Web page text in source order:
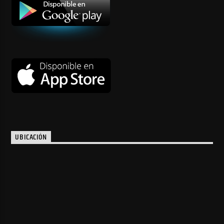
UBICACIÓN